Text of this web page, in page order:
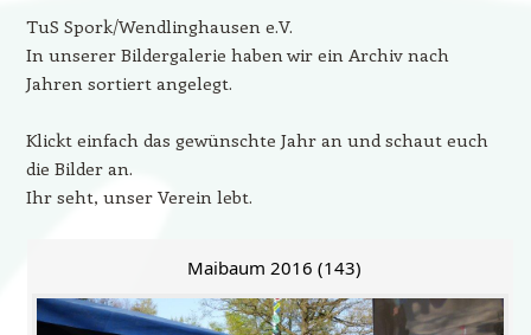
TuS Spork/Wendlinghausen e.V.
In unserer Bildergalerie haben wir ein Archiv nach
Jahren sortiert angelegt.
Klickt einfach das gewünschte Jahr an und schaut euch
die Bilder an.
Ihr seht, unser Verein lebt.
Maibaum 2016 (143)